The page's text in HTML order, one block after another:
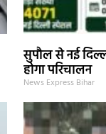
सुपौल से नई
होगा परिचालन
News Express Bihar